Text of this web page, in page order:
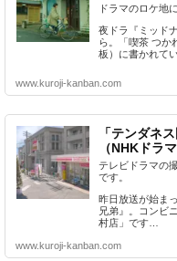
ドラマのロケ地
夜ドラ『ミッド
ら。「喫茶 つか
板）に書かれて
www.kuroji-kanban.com
「テンダネ
（NHKドラ
テレビドラマの
です。
昨日放送が始ま
兄弟』。コンビ
村店」です…
www.kuroji-kanban.com